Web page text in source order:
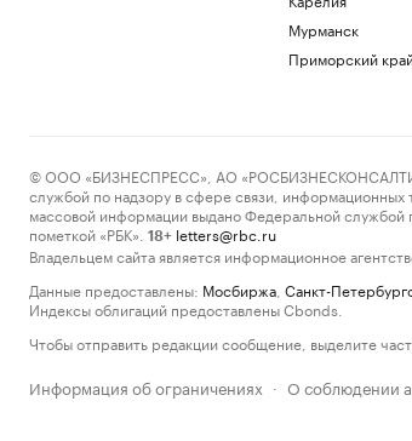
Мурманск
Приморский
© ООО «БИЗНЕСПРЕСС», АО
службой по надзору в сфере связи,
массовой информации выдано Федеральной
пометкой «РБК».
18+ letters@rbc.ru
Владельцем сайта является информационное
Данные предоставлены: Мосбиржа Санкт-
Индексы облигаций предоставлены Cbonds.
Чтобы отправить редакции сообщение, выделите
Информация об ограничениях · О соблюдении